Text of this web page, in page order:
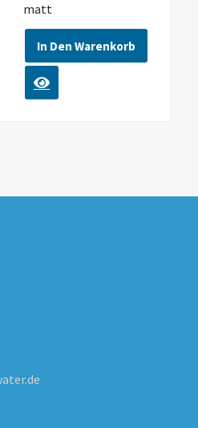
matt
In Den Warenkorb